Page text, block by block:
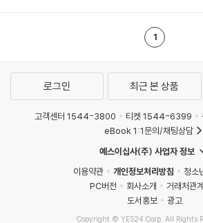
1
로그인 최근 본 상품
고객센터 1544-3800 티켓 1544-6399
eBook 1:1문의/채팅상담
예스이십사(주) 사업자 정보
이용약관
개인정보처리방침
청소
PC버전
회사소개
거래처관
도서홍보
광고
Copyright © YES24 Corp. All Rights